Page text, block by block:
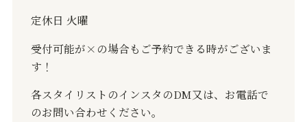
定休日 火曜
受付可能が× の場合もご予約できる時がございま
す！
各スタイリストのインスタのDM又は、お電話で
のお問い合わせください。